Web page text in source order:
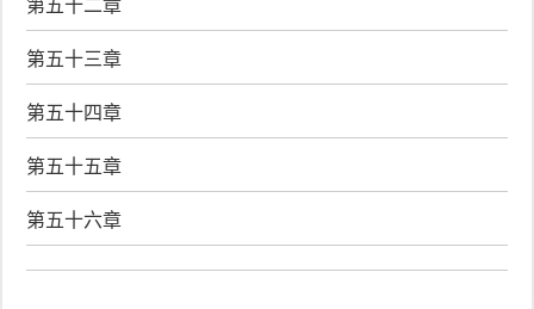
第五十二章
第五十三章
第五十四章
第五十五章
第五十六章